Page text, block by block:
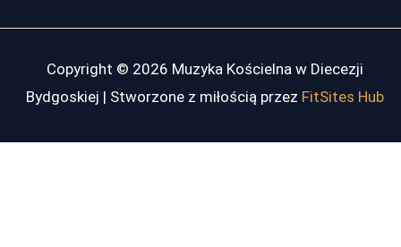
Copyright © 2026 Muzyka Kościelna w Diecezji
Bydgoskiej | Stworzone z miłością przez FitSites Hub